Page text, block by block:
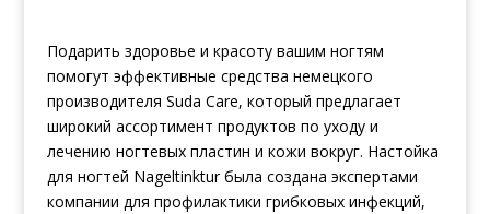
Подарить здоровье и красоту вашим ногтям
помогут эффективные средства немецкого
производителя Suda Care, который предлагает
широкий ассортимент продуктов по уходу и
лечению ногтевых пластин и кожи вокруг. Настойка
для ногтей Nageltinktur была создана экспертами
компании для профилактики грибковых инфекций,